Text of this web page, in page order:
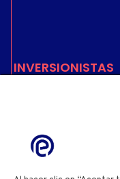
INVERSIONISTAS
INFORMACIÓN
ACCIONISTAS